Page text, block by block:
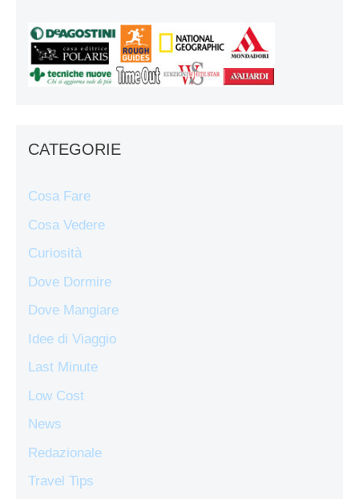
CATEGORIE
Cosa Fare
Cosa Vedere
Curiosità
Dove Dormire
Dove Mangiare
Idee di Viaggio
Last Minute
Low Cost
News
Redazionale
Travel Tips